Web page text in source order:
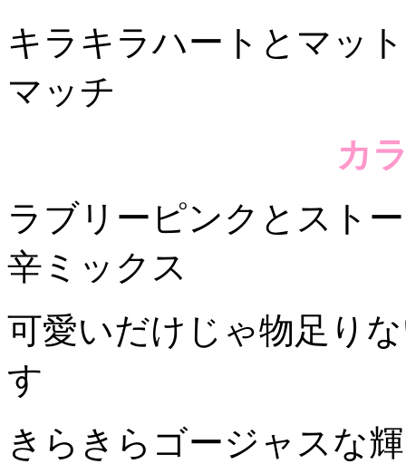
キラキラハートとマッ
マッチ
カ
ラブリーピンクとスト
辛ミックス
可愛いだけじゃ物足り
す
きらきらゴージャスな